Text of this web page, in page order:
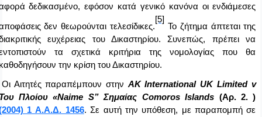
δεδικασμένο, εφόσον κατά γενικό κανόνα οι ενδιάμεσες
δεν θεωρούνται τελεσίδικες.
[5]
Το ζήτημα άπτεται της
ευχέρειας του Δικαστηρίου. Συνεπώς, πρέπει να
τα σχετικά κριτήρια της νομολογίας που θα
την κρίση του Δικαστηρίου.
Οι Αιτητές παραπέμπουν στην ΑΚInternational UK Limited v
Πλοίου «Naime S” Σημαίας Comoros Islands (Αρ. 2. )
1 Α.Α.Δ. 1456. Σε αυτή την υπόθεση, με παραπομπή σε